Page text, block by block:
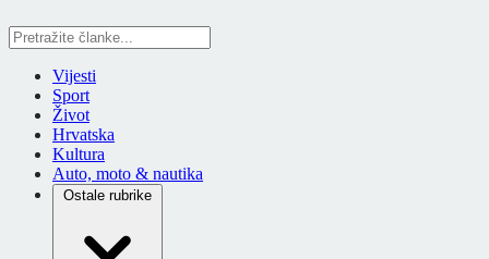
Vijesti
Sport
Život
Hrvatska
Kultura
Auto, moto & nautika
Ostale rubrike